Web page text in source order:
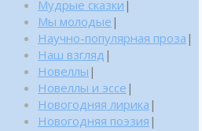
Мудрые сказки |
Мы молодые |
Научно-популярная проза |
Наш взгляд |
Новеллы |
Новеллы и эссе |
Новогодняя лирика |
Новогодняя поэзия |